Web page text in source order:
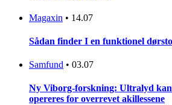
Magaxin • 14.07
Sådan finder I en funktionel
Samfund • 03.07
Ny Viborg-forskning: Ultralyd
opereres for overrevet akillessene